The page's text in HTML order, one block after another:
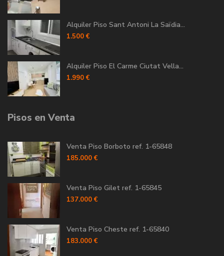
Alquiler Piso Sant Antoni La Saïdia...
1.500 €
Alquiler Piso El Carme Ciutat Vella...
1.990 €
Pisos en Venta
Venta Piso Borboto ref. 1-65848
185.000 €
Venta Piso Gilet ref. 1-65845
137.000 €
Venta Piso Cheste ref. 1-65840
183.000 €